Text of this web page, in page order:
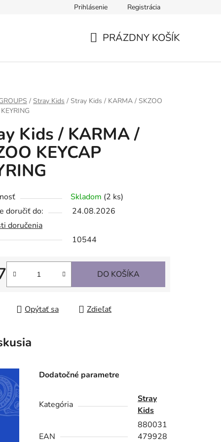
Prihlásenie Registrácia
PRÁZDNY KOŠÍK
/ Stray Kids / Stray Kids / KARMA / SKZOO
Kids / KARMA /
KEYCAP
Skladom (2 ks)
doručiť do:
24.08.2026
doručenia
10544
cena:
DO KOŠÍKA
Opýtať sa Zdieľať
Dodatočné parametre
Kategória
Stray
Kids
EAN
880031
479928